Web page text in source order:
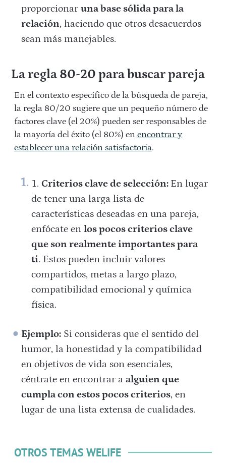
proporcionaruna base sólida para la
relación, haciendo que otros desacuerdos
sean más manejables.
La regla 80-20 para buscar pareja
En el contexto específico de la búsqueda de pareja,
la regla 80/20 sugiere que un pequeño número de
factores clave (el 20%) pueden ser responsables de
la mayoría del éxito (el 80%) en encontrar y
establecer una relación satisfactoria.
Criterios clave de selección: En lugar
de tener una larga lista de
características deseadas en una pareja,
enfócate en los pocos criterios clave
que son realmente importantes para
ti. Estos pueden incluir valores
compartidos, metas a largo plazo,
compatibilidad emocional y química
física.
Ejemplo: Si consideras que el sentido del
humor, la honestidad y la compatibilidad
en objetivos de vida son esenciales,
céntrate en encontrar aalguien que
cumpla con estos pocos criterios, en
lugar de una lista extensa de cualidades.
OTROS TEMAS WELIFE